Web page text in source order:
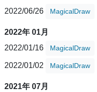
2022/06/26
MagicalDraw
2022年 01月
2022/01/16
MagicalDraw
2022/01/02 MagicalDraw
2021年 07月